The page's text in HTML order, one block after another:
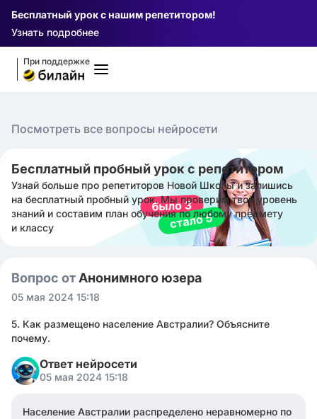
Бесплатный урок с нашим репетитором!
Узнать подробнее
При поддержке
Посмотреть все вопросы нейросети
Бесплатный пробный урок с репетитором
Узнай больше про репетиторов Новой Школы и запишись
на бесплатный пробный урок. Мы проверим твой уровень
знаний и составим план обучения по любому предмету
и классу
Вопрос от Анонимного юзера
05 мая 2024 15:18
5. Как размещено население Австралии? Объясните
почему.
Ответ нейросети
05 мая 2024 15:18
Население Австралии распределено неравномерно по